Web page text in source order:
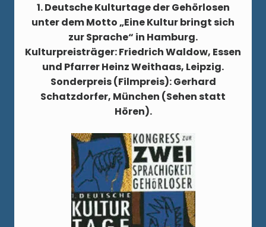
1. Deutsche Kulturtage der Gehörlosen
unter dem Motto „Eine Kultur bringt sich
zur Sprache“ in Hamburg.
Kulturpreisträger: Friedrich Waldow, Essen
und Pfarrer Heinz Weithaas, Leipzig.
Sonderpreis (Filmpreis): Gerhard
Schatzdorfer, München (Sehen statt
Hören).